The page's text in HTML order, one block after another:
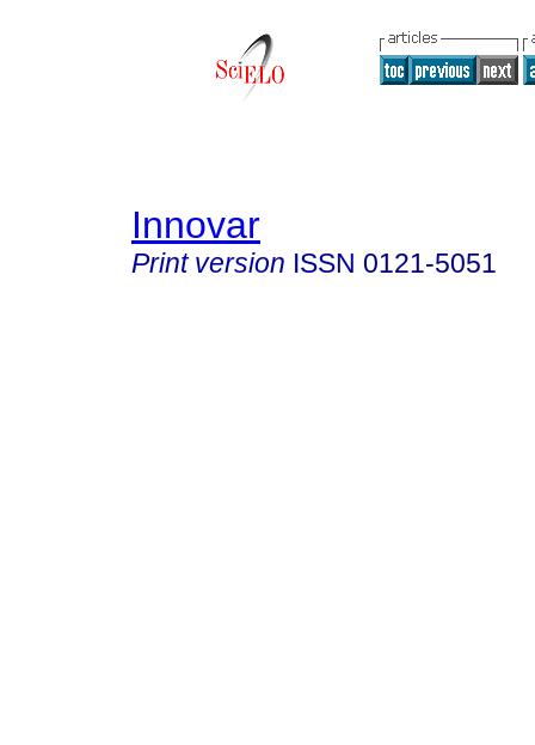
Innovar
Print version ISSN 0121-5051